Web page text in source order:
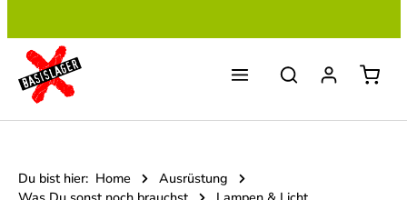
Du bist hier: Home
Ausrüstung